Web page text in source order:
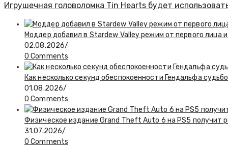
Игрушечная головоломка Tin Hearts будет
Моддер добавил в Stardew Valley режим от первого лица
02.08.2026/
0 Comments
Как несколько секунд обеспокоенности Гендальфа
01.08.2026/
0 Comments
Физическое издание Grand Theft Auto 6 на PS5 получит
31.07.2026/
0 Comments